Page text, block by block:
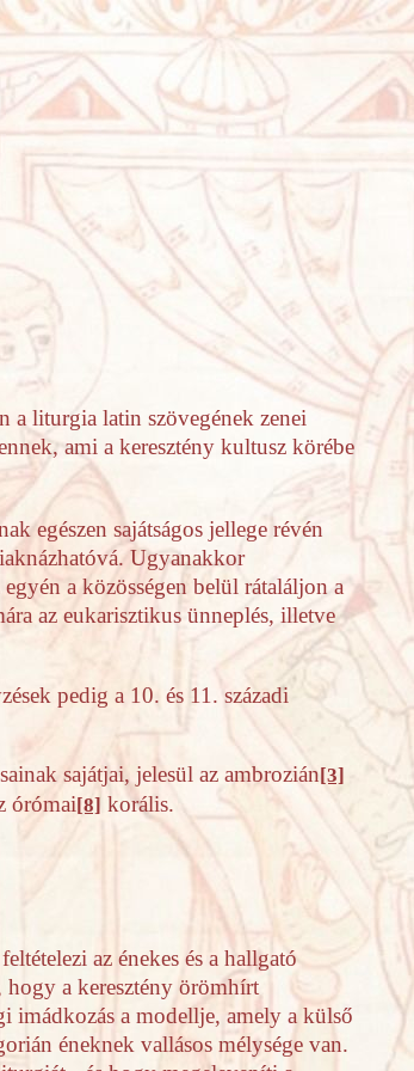
a liturgia latin szövegének zenei
ami a keresztény kultusz körébe
egészen sajátságos jellege révén
Ugyanakkor
a közösségen belül rátaláljon a
az eukarisztikus ünneplés, illetve
pedig a 10. és 11. századi
sajátjai, jelesül az ambrozián [3]
órómai[8] korális.
az énekes és a hallgató
a keresztény örömhírt
imádkozás a modellje, amely a külső
éneknek vallásos mélysége van.